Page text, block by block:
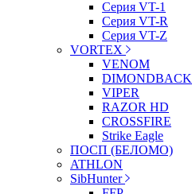
Серия VT-1
Серия VT-R
Серия VT-Z
VORTEX
VENOM
DIMONDBACK
VIPER
RAZOR HD
CROSSFIRE
Strike Eagle
ПОСП (БЕЛОМО)
ATHLON
SibHunter